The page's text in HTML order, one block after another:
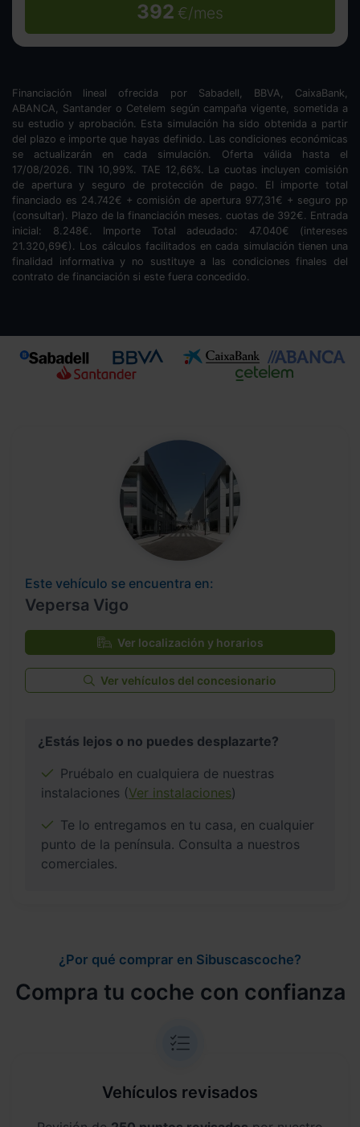
392 €/mes
Financiación lineal ofrecida por Sabadell, BBVA, CaixaBank,
ABANCA, Santander o Cetelem según campaña vigente, sometida a
su estudio y aprobación. Esta simulación ha sido obtenida a partir
del plazo e importe que hayas definido. Las condiciones económicas
se actualizarán en cada simulación. Oferta válida hasta el
17/08/2026. TIN 10,99%. TAE 12,66%. La cuotas incluyen comisión
de apertura y seguro de protección de pago. El importe total
financiado es 24.742€ + comisión de apertura 977,31€ + seguro pp
(consultar). Plazo de la financiación meses. cuotas de 392€. Entrada
inicial: 8.248€. Importe Total adeudado: 47.040€ (intereses
21.320,69€). Los cálculos facilitados en cada simulación tienen una
finalidad informativa y no sustituye a las condiciones finales del
contrato de financiación si este fuera concedido.
Este vehículo se encuentra en:
Vepersa Vigo
Ver localización y horarios
Ver vehículos del concesionario
¿Estás lejos o no puedes desplazarte?
Pruébalo en cualquiera de nuestras
instalaciones (Ver instalaciones)
Te lo entregamos en tu casa, en cualquier
punto de la península. Consulta a nuestros
comerciales.
¿Por qué comprar en Sibuscascoche?
Compra tu coche con confianza
Vehículos revisados